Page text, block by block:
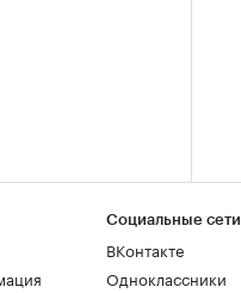
Социальные сети
ВКонтакте
Одноклассники